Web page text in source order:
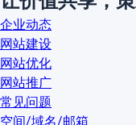
企业动态
网站建设
网站优化
网站推广
常见问题
空间/域名/邮箱